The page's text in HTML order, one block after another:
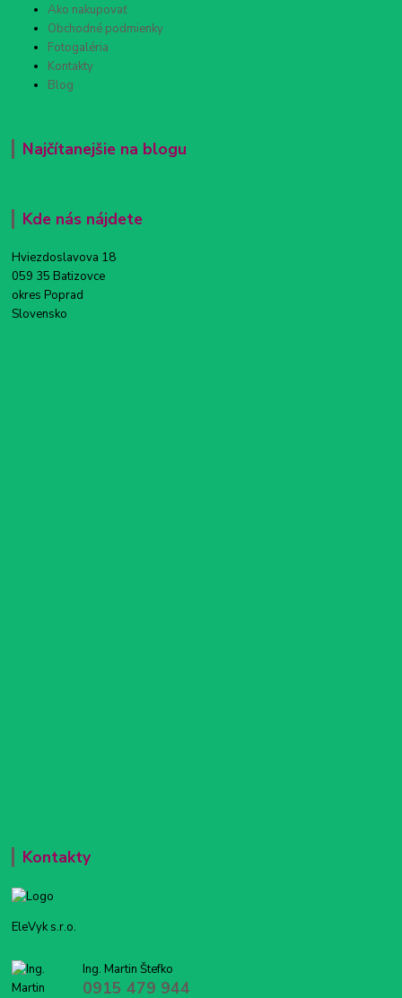
Ako nakupovať
Obchodné podmienky
Fotogaléria
Kontakty
Blog
Najčítanejšie na blogu
Kde nás nájdete
Hviezdoslavova 18
059 35 Batizovce
okres Poprad
Slovensko
Kontakty
EleVyk s.r.o.
Ing. Martin Štefko
0915 479 944